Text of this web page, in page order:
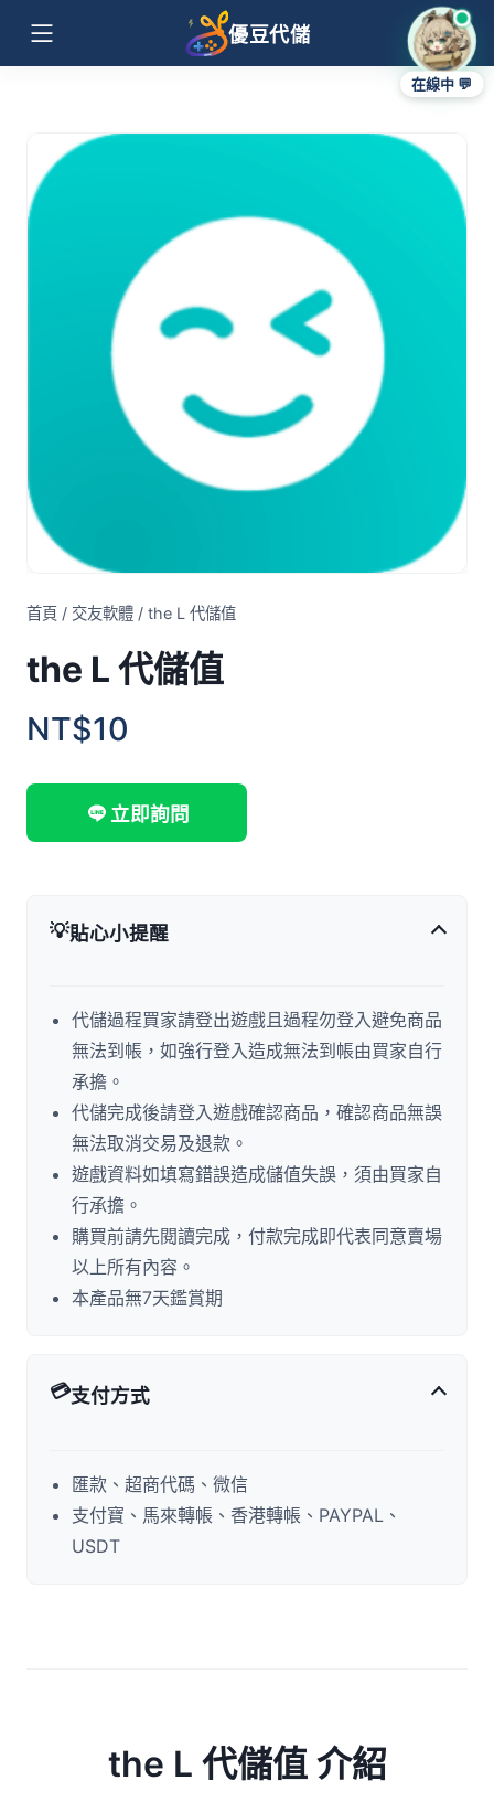
優豆代儲
首頁 / 交友軟體 / the L 代儲值
the L 代儲值
NT$10
立即詢問
💡貼心小提醒
代儲過程買家請登出遊戲且過程勿登入避免商品
無法到帳，如強行登入造成無法到帳由買家自行
承擔。
代儲完成後請登入遊戲確認商品，確認商品無誤
無法取消交易及退款。
遊戲資料如填寫錯誤造成儲值失誤，須由買家自
行承擔。
購買前請先閱讀完成，付款完成即代表同意賣場
以上所有內容。
本產品無7天鑑賞期
💳支付方式
匯款、超商代碼、微信
支付寶、馬來轉帳、香港轉帳、PAYPAL、
USDT
the L 代儲值 介紹
在線中 💬